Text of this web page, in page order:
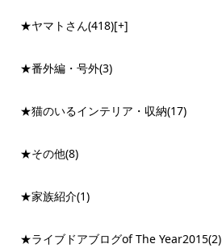
★ヤマトさん(418)[+]
★番外編・号外(3)
★猫のいるインテリア・収納(17)
★その他(8)
★家族紹介(1)
★ライブドアブログof The Year2015(2)